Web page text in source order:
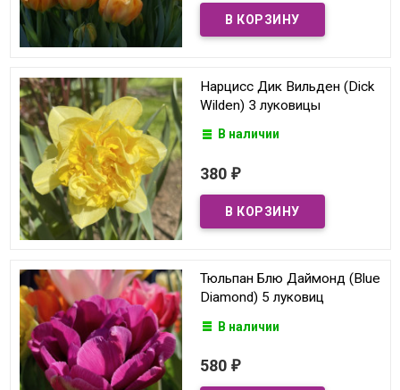
Нарцисс Дик Вильден (Dick
Wilden) 3 луковицы
В наличии
380 ₽
Тюльпан Блю Даймонд (Blue
Diamond) 5 луковиц
В наличии
580 ₽